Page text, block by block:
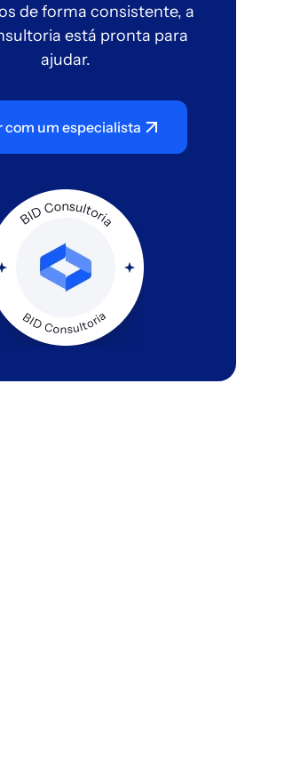
de forma consistente, a
está pronta para
ajudar.
com um especialista